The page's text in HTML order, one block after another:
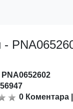
-
PNA0652602
0 Коментара